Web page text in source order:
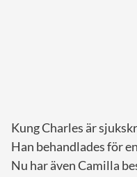
Kung Charles är
Han behandlades för
Nu har även Camilla